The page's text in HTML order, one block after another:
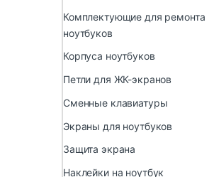
Комплектующие для ремонта
ноутбуков
Корпуса ноутбуков
Петли для ЖК-экранов
Сменные клавиатуры
Экраны для ноутбуков
Защита экрана
Наклейки на ноутбук